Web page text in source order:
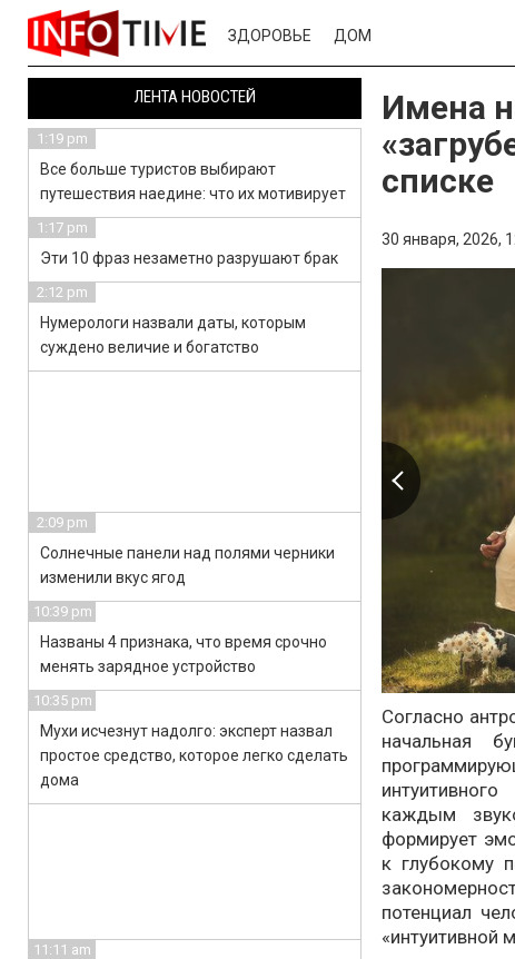
ЗДОРОВЬЕ ДОМ
Имена
списке
30 января, 2026,
Согласно
начальная
каждым
формирует
к глубокому
потенциал
«интуитивной
ЛЕНТА НОВОСТЕЙ
1:19 pm
Все больше туристов выбирают
путешествия наедине: что их мотивирует
1:17 pm
Эти 10 фраз незаметно разрушают брак
2:12 pm
Нумерологи назвали даты, которым
суждено величие и богатство
2:09 pm
Солнечные панели над полями черники
изменили вкус ягод
10:39 pm
Названы 4 признака, что время срочно
менять зарядное устройство
10:35 pm
Мухи исчезнут надолго: эксперт назвал
простое средство, которое легко сделать
дома
11:11 am